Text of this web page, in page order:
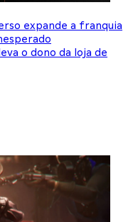
expande a franquia
o dono da loja de